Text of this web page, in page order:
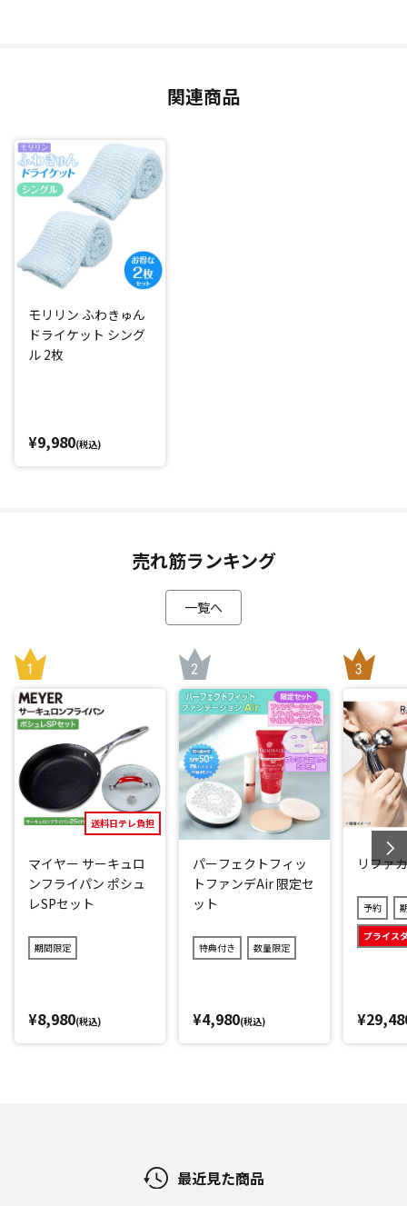
熱気を放熱してくれます。さらに、触り心地もさらさらして
ご家庭の洗濯機で丸洗いが可能！(※洗濯の際は洗濯ネットを
ご使用ください。)
汚れや臭いが気になっても手軽にお手入れできるので、いつ
でも清潔にお使いいただけます。
*1：一般財団法人 ボーケン品質評価機構東京試験センター調
べ
*2：一般財団法人 ボーケン品質評価機構東京機能性試験セン
関連商品
モリリン ふわきゅん
ドライケット シング
ル 2枚
¥9,980(税込)
売れ筋ランキング
一覧へ
送料日テレ負担
マイヤー サーキュロ
ンフライパン ポシュ
レSPセット
期間限定
¥8,980(税込)
パーフェクトフィッ
トファンデAir 限定セ
ット
特典付き 数量限定
¥4,980(税込)
リファ
予約
プライス
最近見た商品